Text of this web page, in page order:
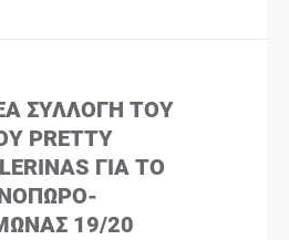
ΣΥΛΛΟΓΉ ΤΟΥ
PRETTY
ΓΙΑ ΤΟ
19/20